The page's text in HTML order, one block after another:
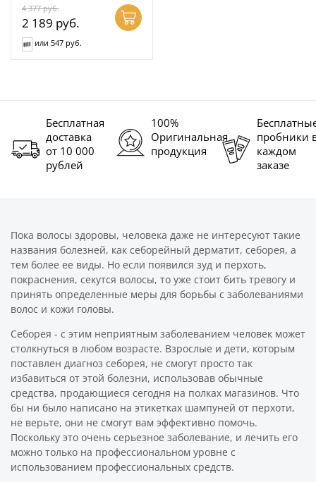
4 377руб.
2 189 руб.
или 547 руб.
Бесплатная
доставка
от 10 000
рублей
100%
Оригинальная
продукция
пробники
каждом
заказе
Пока волосы здоровы, человека даже не интересуют такие
названия болезней, как себорейный дерматит, себорея, а
тем более ее виды. Но если появился зуд и перхоть,
покраснения, секутся волосы, то уже стоит бить тревогу и
принять определенные меры для борьбы с заболеваниями
волос и кожи головы.
Себорея - с этим неприятным заболеванием человек может
столкнуться в любом возрасте. Взрослые и дети, которым
поставлен диагноз себорея, не смогут просто так
избавиться от этой болезни, использовав обычные
средства, продающиеся сегодня на полках магазинов. Что
бы ни было написано на этикетках шампуней от перхоти,
не верьте, они не смогут вам эффективно помочь.
Поскольку это очень серьезное заболевание, и лечить его
можно только на профессиональном уровне с
использованием профессиональных средств.